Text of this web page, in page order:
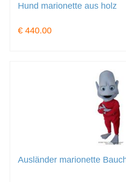
Hund marionette aus holz
€ 440.00
Ausländer marionette